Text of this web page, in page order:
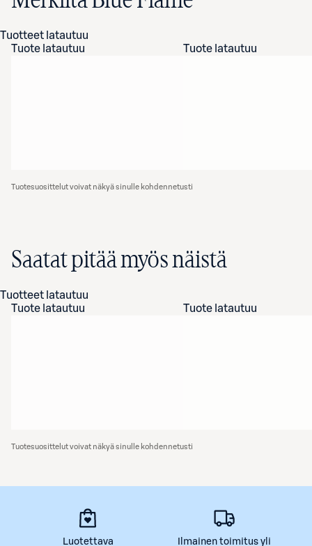
Tuotteet latautuu
Tuote latautuu
Tuote latautuu
Tuotesuosittelut voivat näkyä sinulle kohdennetusti
Saatat pitää myös näistä
Tuotteet latautuu
Tuote latautuu
Tuote latautuu
Tuotesuosittelut voivat näkyä sinulle kohdennetusti
Luotettava
Ilmainen toimitus yli